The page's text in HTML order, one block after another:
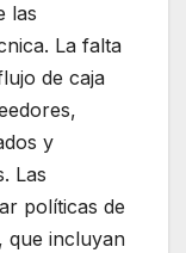
las
La falta
de caja
y
Las
políticas de
que incluyan